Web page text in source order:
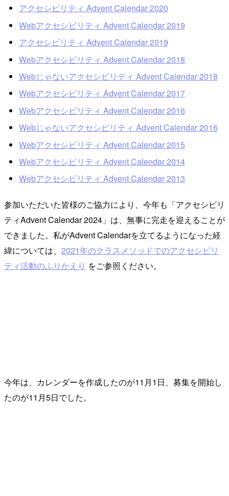
アクセシビリティ Advent Calendar 2020
Webアクセシビリティ Advent Calendar 2019
アクセシビリティ Advent Calendar 2019
Webアクセシビリティ Advent Calendar 2018
Webじゃないアクセシビリティ Advent Calendar 2018
Webアクセシビリティ Advent Calendar 2017
Webアクセシビリティ Advent Calendar 2016
Webじゃないアクセシビリティ Advent Calendar 2016
Webアクセシビリティ Advent Calendar 2015
Webアクセシビリティ Advent Calendar 2014
Webアクセシビリティ Advent Calendar 2013
参加いただいた皆様のご協力により、今年も「アクセシビリ
ティAdvent Calendar 2024」は、無事に完走を迎えることが
できました。私がAdvent Calendarを立てるようになった経
緯については、 2021年のクラスメソッドでのアクセシビリ
ティ活動のふりかえり をご参照ください。
今年は、カレンダーを作成したのが11月1日、募集を開始し
たのが11月5日でした。